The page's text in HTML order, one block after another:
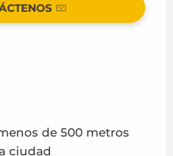
de 500 metros
ciudad